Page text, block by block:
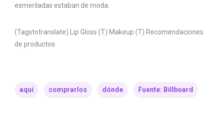
esmeriladas estaban de moda.
(Tagstotranslate) Lip Gloss (T) Makeup (T) Recomendaciones
de productos
aquí comprarlos dónde Fuente: Billboard